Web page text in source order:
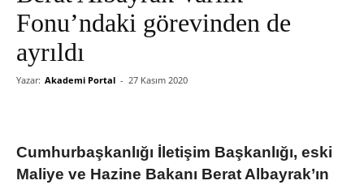
Fonu’ndaki görevinden de
ayrıldı
Yazar: Akademi Portal - 27 Kasım 2020
Cumhurbaşkanlığı İletişim Başkanlığı, eski
Maliye ve Hazine Bakanı Berat Albayrak’ın